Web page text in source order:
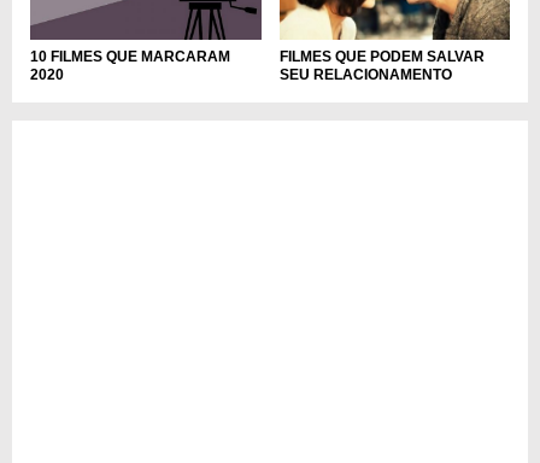
10 FILMES QUE MARCARAM
2020
FILMES QUE PODEM SALVAR
SEU RELACIONAMENTO